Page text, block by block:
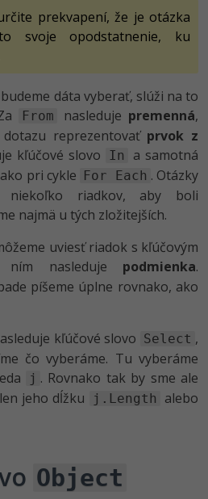
prekvapení, že je otázka
svoje opodstatnenie, ku
dáta vyberať, slúži na to
From nasleduje premenná,
reprezentovať prvok z
kľúčové slovo In
a samotná
pri cykle For Each . Otázky
riadkov, aby boli
najmä u tých zložitejších.
uviesť riadok s kľúčovým
nasleduje podmienka.
píšeme úplne rovnako, ako
kľúčové slovo Select ,
čo vyberáme. Tu vyberáme
j . Rovnako tak by sme ale
jeho dĺžku
j.Length
alebo
Object